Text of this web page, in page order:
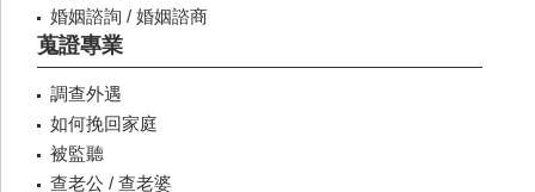
婚姻諮詢 / 婚姻諮商
蒐證專業
調查外遇
如何挽回家庭
被監聽
查老公 / 查老婆